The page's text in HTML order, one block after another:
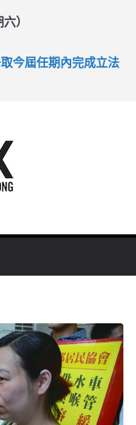
）
場館奪錦標
今屆任期內完成立法